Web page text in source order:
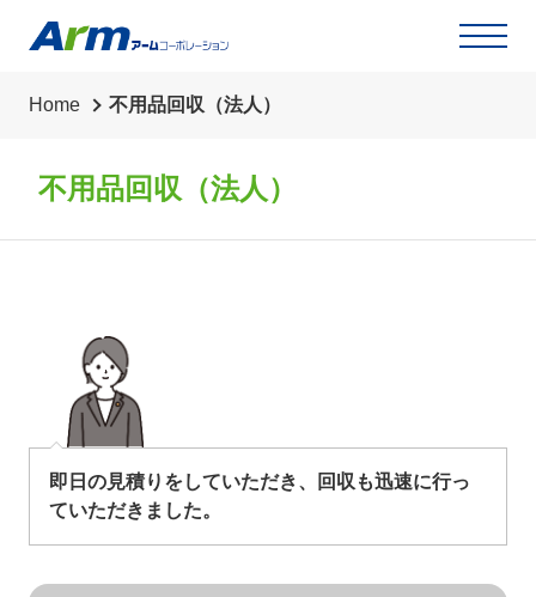
草刈り・草抜き・除草シート・剪定・伐採
Home 不用品回収（法人）
不用品回収（法人）
即日の見積りをしていただき、回収も迅速に行っ
ていただきました。